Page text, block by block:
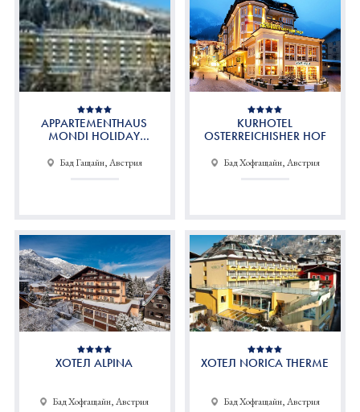
APPARTEMENTHAUS
MONDI HOLIDAY
Бад Гащайн, Австрия
KURHOTEL
OSTERREICHISHER HOF
Бад Хофгащайн, Австрия
ХОТЕЛ ALPINA
Бад Хофгащайн, Австрия
ХОТЕЛ NORICA THERME
Бад Хофгащайн, Австрия